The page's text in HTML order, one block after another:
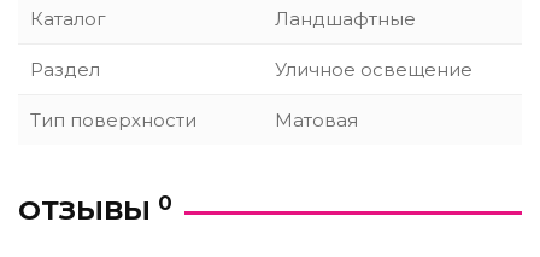
Каталог Ландшафтные
Раздел Уличное освещение
Тип поверхности Матовая
ОТЗЫВЫ 0